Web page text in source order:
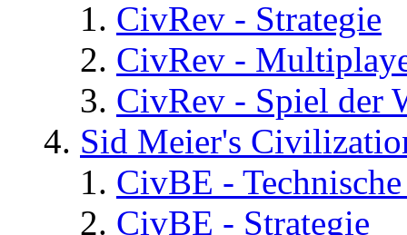
CivRev - Strategie
CivRev -
CivRev - Spiel der
Sid Meier's
CivBE -
CivBE - Strategie